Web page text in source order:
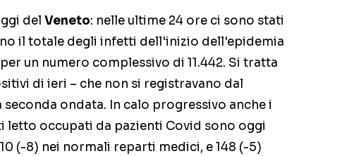
del Veneto: nelle ultime 24 ore ci sono stati
il totale degli infetti dell'inizio dell'epidemia
per un numero complessivo di 11.442. Si tratta
di ieri – che non si registravano dal
ondata. In calo progressivo anche i
letto occupati da pazienti Covid sono oggi
(-8) nei normali reparti medici, e 148 (-5)